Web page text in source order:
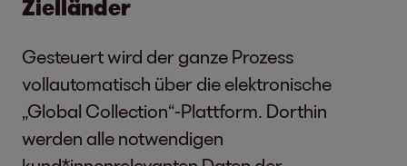
Zielländer
Gesteuert wird der ganze Prozess
vollautomatisch über die elektronische
„Global Collection“-Plattform. Dorthin
werden alle notwendigen